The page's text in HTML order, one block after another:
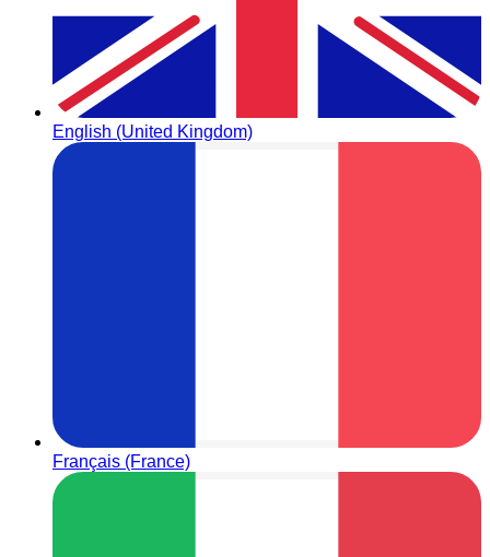
English (United Kingdom)
Français (France)